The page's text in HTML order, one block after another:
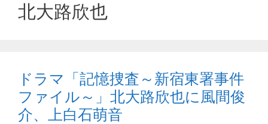
北大路欣也
ドラマ「記憶捜査～新宿東署事件
ファイル～」北大路欣也に風間俊
介、上白石萌音